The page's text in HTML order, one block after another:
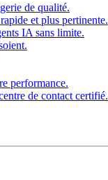
de qualité.
et plus pertinente.
IA sans limite.
performance.
de contact certifié.